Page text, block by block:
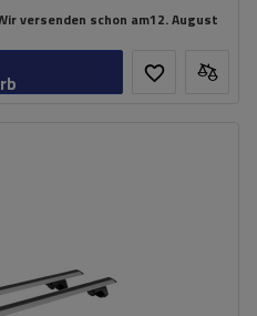
versenden schon am12. August